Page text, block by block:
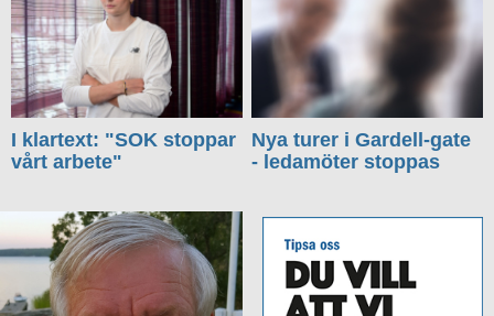
I klartext: "SOK stoppar
vårt arbete"
Nya turer i Gardell-gate
- ledamöter stoppas